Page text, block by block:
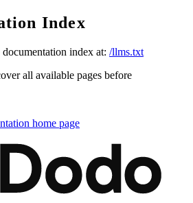
Index
index at: /llms.txt
all available pages before
home page